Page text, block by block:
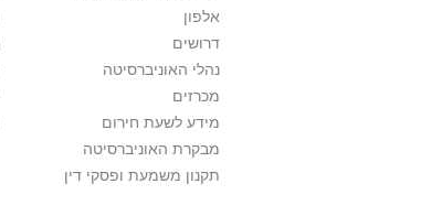
אלפון
דרושים
נהלי האוניברסיטה
מכרזים
מידע לשעת חירום
מבקרת האוניברסיטה
תקנון משמעת ופסקי דין